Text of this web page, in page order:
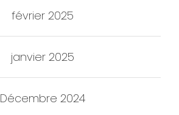
février 2025
janvier 2025
Décembre 2024